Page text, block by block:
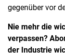
gegenüber vor
Nie mehr die
verpassen?
der Industrie